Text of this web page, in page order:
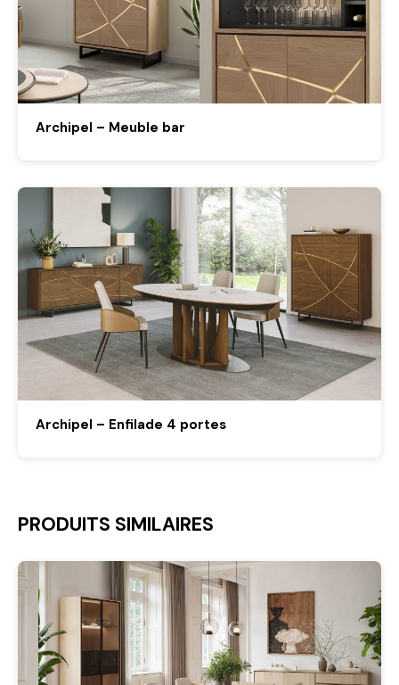
Archipel – Meuble bar
Archipel – Enfilade 4 portes
PRODUITS SIMILAIRES